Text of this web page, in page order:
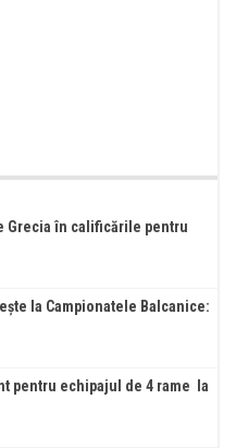
Grecia în calificările pentru
la Campionatele Balcanice:
pentru echipajul de 4 rame la